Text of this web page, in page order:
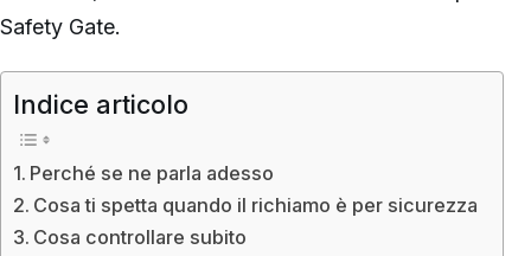
Safety Gate.
Indice articolo
Perché se ne parla adesso
Cosa ti spetta quando il richiamo è per sicurezza
Cosa controllare subito